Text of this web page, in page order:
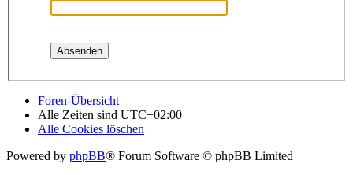
Foren-Übersicht
Alle Zeiten sind UTC+02:00
Alle Cookies löschen
Powered by phpBB® Forum Software © phpBB Limited